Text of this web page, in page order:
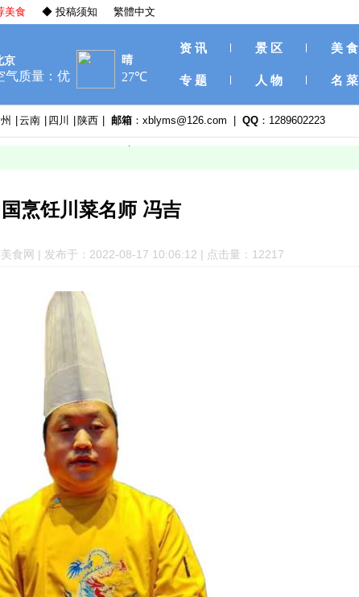
美食 ◆ 投稿须知 繁體中文
资 讯 景 区 美 食
专 题 人 物 名 菜
云南 四川 陕西 邮箱 ：xblyms@126.com | QQ ：1289602223
烹饪川菜名师 冯吉
食网 | 发布于：2022-08-17 10:06:12 | 点击量：12217